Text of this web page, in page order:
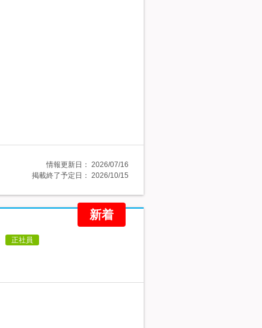
情報更新日： 2026/07/16
掲載終了予定日： 2026/10/15
新着
正社員